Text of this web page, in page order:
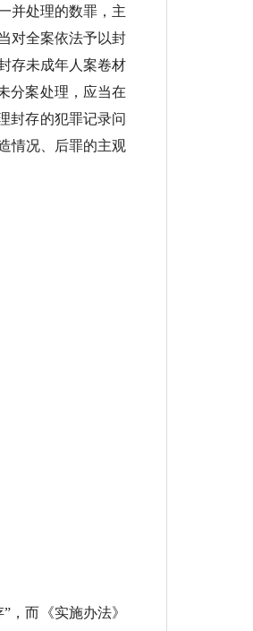
并处理的数罪，主
对全案依法予以封
存未成年人案卷材
分案处理，应当在
封存的犯罪记录问
情况、后罪的主观
而《实施办法》